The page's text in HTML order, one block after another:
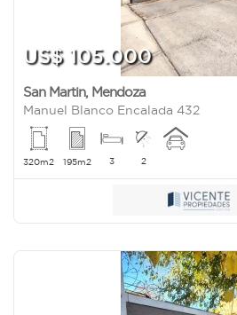
US$ 105.000
San Martin, Mendoza
Manuel Blanco Encalada 432
320m2 195m2 3 2